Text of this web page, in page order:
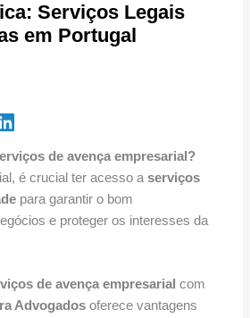
Serviços Legais
em Portugal
de avença empresarial?
é crucial ter acesso a serviços
para garantir o bom
e proteger os interesses da
de avença empresarial com
Advogadosoferece vantagens